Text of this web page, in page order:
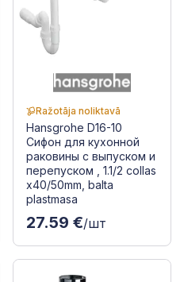
Ražotāja noliktavā
Hansgrohe D16-10
Сифон для кухонной
раковины с выпуском и
перепуском , 1.1/2 collas
x40/50mm, balta
plastmasa
27.59 €/шт